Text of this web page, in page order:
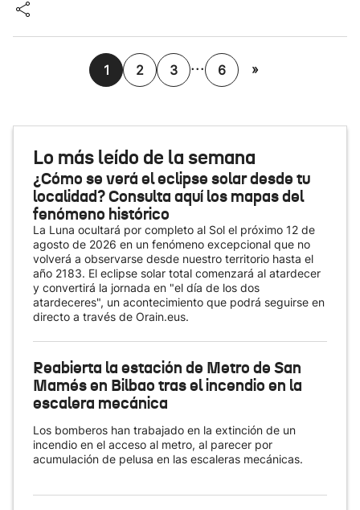
1 2 3 ... 6 »
Lo más leído de la semana
¿Cómo se verá el eclipse solar desde tu
localidad? Consulta aquí los mapas del
fenómeno histórico
La Luna ocultará por completo al Sol el próximo 12 de
agosto de 2026 en un fenómeno excepcional que no
volverá a observarse desde nuestro territorio hasta el
año 2183. El eclipse solar total comenzará al atardecer
y convertirá la jornada en "el día de los dos
atardeceres", un acontecimiento que podrá seguirse en
directo a través de Orain.eus.
Reabierta la estación de Metro de San
Mamés en Bilbao tras el incendio en la
escalera mecánica
Los bomberos han trabajado en la extinción de un
incendio en el acceso al metro, al parecer por
acumulación de pelusa en las escaleras mecánicas.